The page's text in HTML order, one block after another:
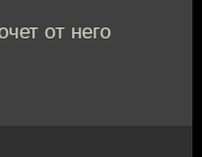
от него